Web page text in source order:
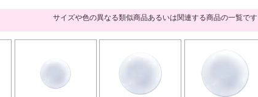
サイズや色の異なる類似商品あるいは関連する商品の一覧です